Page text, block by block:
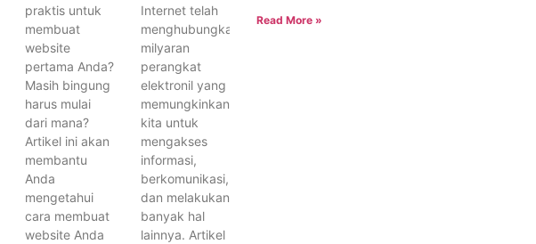
praktis untuk
membuat
website
pertama Anda?
Masih bingung
harus mulai
dari mana?
Artikel ini akan
membantu
Anda
mengetahui
cara membuat
website Anda
Internet telah
menghubungkan
milyaran
perangkat
elektronil yang
memungkinkan
kita untuk
mengakses
informasi,
berkomunikasi,
dan melakukan
banyak hal
lainnya. Artikel
Read More »